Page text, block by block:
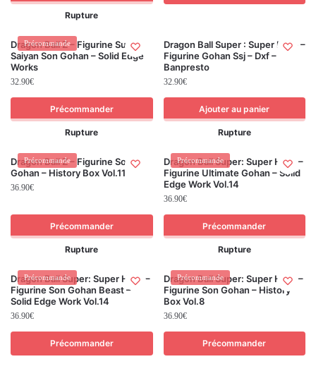
Précommande
Rupture
Dragon Ball Z – Figurine Super
Saiyan Son Gohan – Solid Edge
Works
32.90€
Précommander
Dragon Ball Super : Super Hero –
Figurine Gohan Ssj – Dxf –
Banpresto
32.90€
Ajouter au panier
Précommande
Rupture
Dragon Ball Z – Figurine Son
Gohan – History Box Vol.11
36.90€
Précommander
Précommande
Rupture
Dragon Ball Super: Super Hero –
Figurine Ultimate Gohan – Solid
Edge Work Vol.14
36.90€
Précommander
Précommande
Rupture
Dragon Ball Super: Super Hero –
Figurine Son Gohan Beast –
Solid Edge Work Vol.14
36.90€
Précommander
Précommande
Rupture
Dragon Ball Super: Super Hero –
Figurine Son Gohan – History
Box Vol.8
36.90€
Précommander